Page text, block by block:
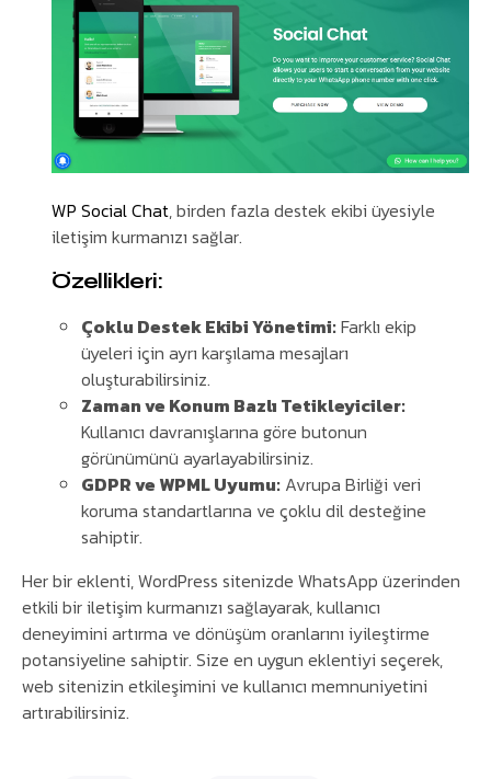
WP Social Chat, birden fazla destek ekibi üyesiyle
iletişim kurmanızı sağlar.
Özellikleri:
Çoklu Destek Ekibi Yönetimi:Farklı ekip
üyeleri için ayrı karşılama mesajları
oluşturabilirsiniz.
Zaman ve Konum Bazlı Tetikleyiciler:
Kullanıcı davranışlarına göre butonun
görünümünü ayarlayabilirsiniz.
GDPR ve WPML Uyumu: Avrupa Birliği veri
koruma standartlarına ve çoklu dil desteğine
sahiptir.
Her bir eklenti, WordPress sitenizde WhatsApp üzerinden
etkili bir iletişim kurmanızı sağlayarak, kullanıcı
deneyimini artırma ve dönüşüm oranlarını iyileştirme
potansiyeline sahiptir. Size en uygun eklentiyi seçerek,
web sitenizin etkileşimini ve kullanıcı memnuniyetini
artırabilirsiniz.